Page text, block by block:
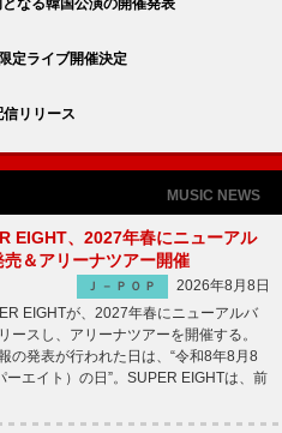
定ライブ開催決定
リリース
MUSIC NEWS
EIGHT、2027年春にニューアル
売＆アリーナツアー開催
Ｊ－ＰＯＰ
2026年8月8日
EIGHTが、2027年春にニューアルバ
ースし、アリーナツアーを開催する。
の発表が行われた日は、“令和8年8月8
ーエイト）の日”。SUPER EIGHTは、前